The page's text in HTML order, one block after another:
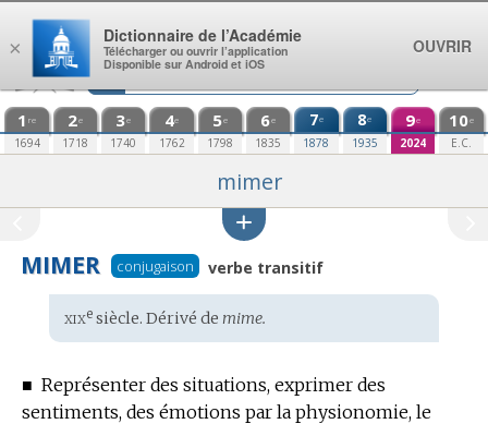
Aller au contenu
1 re
1694
2e
1718
3e
1740
4e
1762
5e
1798
6e
1835
7e
1878
8e
1935
9e
2024
10e
E.C.
mimer
MIMER conjugaison verbe transitif
Étymologie
:
xixesiècle. Dérivé de mime.
■ Représenter des situations, exprimer des
sentiments, des émotions par la physionomie, le
×
Dictionnaire de l’Académie
Télécharger ou ouvrir l’application
Disponible sur Android et iOS
OUVRIR